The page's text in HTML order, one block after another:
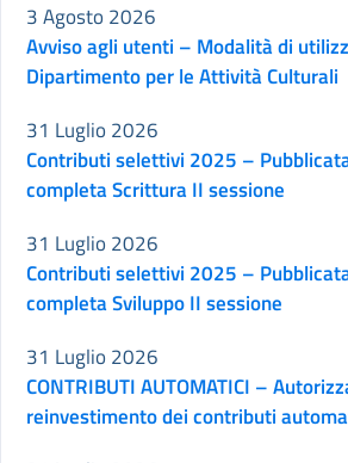
Avviso agli utenti – Modalità di
Dipartimento per le Attività Culturali
3 Agosto 2026
Contributi selettivi 2025 –
completa Scrittura II sessione
31 Luglio 2026
Contributi selettivi 2025 –
completa Sviluppo II sessione
31 Luglio 2026
CONTRIBUTI AUTOMATICI –
reinvestimento dei contributi
31 Luglio 2026